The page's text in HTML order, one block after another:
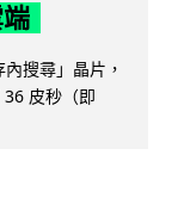
搜尋」晶片，
皮秒（即